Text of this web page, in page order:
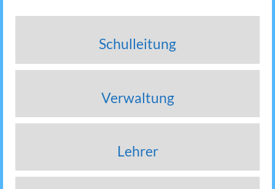
Schulleitung
Verwaltung
Lehrer